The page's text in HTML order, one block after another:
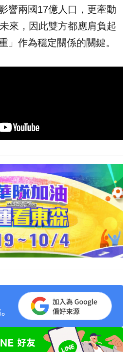
響兩國17億人口，更牽動
來，因此雙方都應肩負起
」作為穩定關係的關鍵。